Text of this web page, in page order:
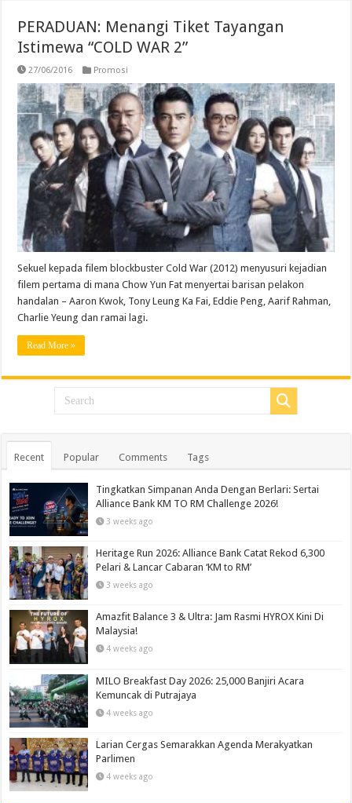
PERADUAN: Menangi Tiket Tayangan
Istimewa “COLD WAR 2”
27/06/2016 Promosi
Sekuel kepada filem blockbuster Cold War (2012) menyusuri kejadian
filem pertama di mana Chow Yun Fat menyertai barisan pelakon
handalan – Aaron Kwok, Tony Leung Ka Fai, Eddie Peng, Aarif Rahman,
Charlie Yeung dan ramai lagi.
Read More »
Recent Popular Comments Tags
Tingkatkan Simpanan Anda Dengan Berlari: Sertai
Alliance Bank KM TO RM Challenge 2026!
3 weeks ago
Heritage Run 2026: Alliance Bank Catat Rekod 6,300
Pelari & Lancar Cabaran ‘KM to RM’
3 weeks ago
Amazfit Balance 3 & Ultra: Jam Rasmi HYROX Kini Di
Malaysia!
4 weeks ago
MILO Breakfast Day 2026: 25,000 Banjiri Acara
Kemuncak di Putrajaya
4 weeks ago
Larian Cergas Semarakkan Agenda Merakyatkan
Parlimen
4 weeks ago